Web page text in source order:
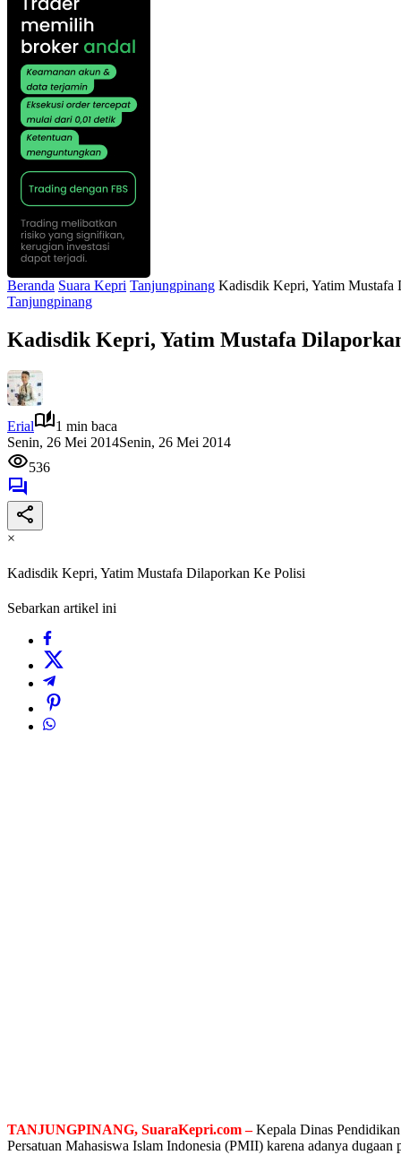
Beranda Suara Kepri Tanjungpinang Kadisdik Kepri, Yatim Mustafa
Tanjungpinang
Kadisdik Kepri, Yatim Mustafa
Erial
1 min baca
Senin, 26 Mei 2014Senin, 26 Mei 2014
536
×
Kadisdik Kepri, Yatim Mustafa Dilaporkan Ke Polisi
Sebarkan artikel ini
TANJUNGPINANG, SuaraKepri.com – Kepala Dinas
Persatuan Mahasiswa Islam Indonesia (PMII) karena adanya